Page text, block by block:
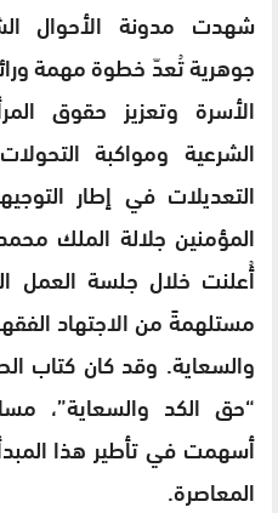
شهدت مدونة الأحوال
جوهرية تُعدّ خطوة مهمة
الأسرة وتعزيز حقوق
الشرعية ومواكبة
التعديلات في إطار
المؤمنين جلالة الملك
أُعلنت خلال جلسة العمل
مستلهمةً من الاجتهاد
والسعاية. وقد كان كتاب
“حق الكد والسعاية”،
أسهمت في تأطير هذا
المعاصرة.